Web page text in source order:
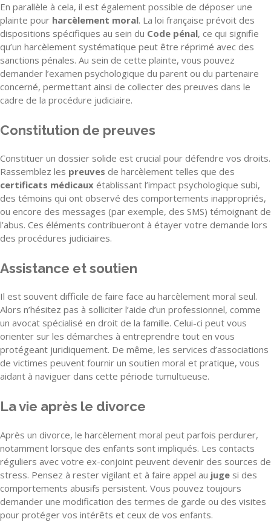
En parallèle à cela, il est également possible de déposer une
plainte pour harcèlement moral. La loi française prévoit des
dispositions spécifiques au sein du Code pénal, ce qui signifie
qu’un harcèlement systématique peut être réprimé avec des
sanctions pénales. Au sein de cette plainte, vous pouvez
demander l’examen psychologique du parent ou du partenaire
concerné, permettant ainsi de collecter des preuves dans le
cadre de la procédure judiciaire.
Constitution de preuves
Constituer un dossier solide est crucial pour défendre vos droits.
Rassemblez les preuves de harcèlement telles que des
certificats médicaux établissant l’impact psychologique subi,
des témoins qui ont observé des comportements inappropriés,
ou encore des messages (par exemple, des SMS) témoignant de
l’abus. Ces éléments contribueront à étayer votre demande lors
des procédures judiciaires.
Assistance et soutien
Il est souvent difficile de faire face au harcèlement moral seul.
Alors n’hésitez pas à solliciter l’aide d’un professionnel, comme
un avocat spécialisé en droit de la famille. Celui-ci peut vous
orienter sur les démarches à entreprendre tout en vous
protégeant juridiquement. De même, les services d’associations
de victimes peuvent fournir un soutien moral et pratique, vous
aidant à naviguer dans cette période tumultueuse.
La vie après le divorce
Après un divorce, le harcèlement moral peut parfois perdurer,
notamment lorsque des enfants sont impliqués. Les contacts
réguliers avec votre ex-conjoint peuvent devenir des sources de
stress. Pensez à rester vigilant et à faire appel au juge si des
comportements abusifs persistent. Vous pouvez toujours
demander une modification des termes de garde ou des visites
pour protéger vos intérêts et ceux de vos enfants.